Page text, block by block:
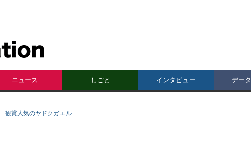
ニュース しごと インタビュー デー
観賞人気のヤドクガエル